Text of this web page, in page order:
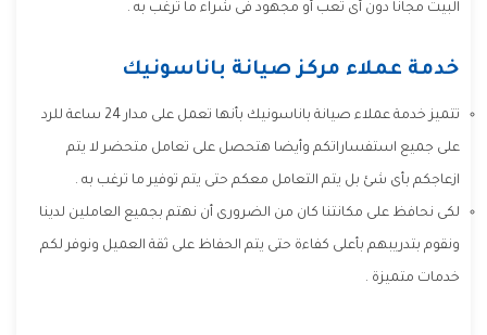
البيت مجانا دون أى تعب أو مجهود فى شراء ما ترغب به .
خدمة عملاء مركز صيانة باناسونيك
تتميز خدمة عملاء صيانة باناسونيك بأنها تعمل على مدار 24 ساعة للرد
على جميع استفساراتكم وأيضا هتحصل على تعامل متحضر لا يتم
ازعاجكم بأى شئ بل يتم التعامل معكم حتى يتم توفير ما ترغب به .
لكى نحافظ على مكانتنا كان من الضرورى أن نهتم بجميع العاملين لدينا
ونقوم بتدريبهم بأعلى كفاءة حتى يتم الحفاظ على ثقة العميل ونوفر لكم
خدمات متميزة .